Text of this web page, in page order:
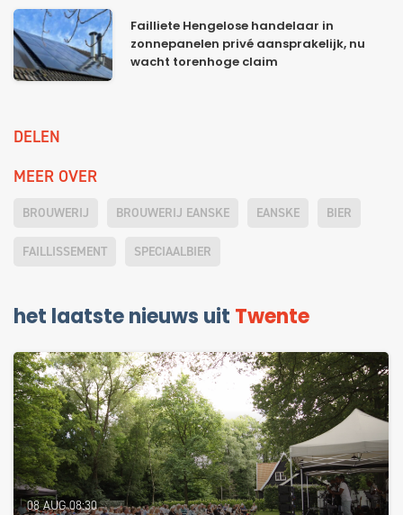
Failliete Hengelose handelaar in
zonnepanelen privé aansprakelijk, nu
wacht torenhoge claim
DELEN
MEER OVER
BROUWERIJ BROUWERIJ EANSKE EANSKE BIER
FAILLISSEMENT SPECIAALBIER
het laatste nieuws uit Twente
08 AUG 08:30